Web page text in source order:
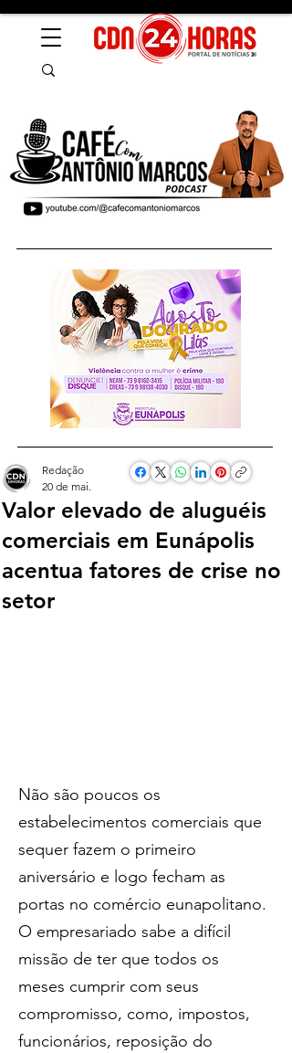
Valor elevado de aluguéis
comerciais em Eunápolis
acentua fatores de crise no
setor
Redação
20 de mai.
Não são poucos os
estabelecimentos comerciais que
sequer fazem o primeiro
aniversário e logo fecham as
portas no comércio eunapolitano.
O empresariado sabe a difícil
missão de ter que todos os
meses cumprir com seus
compromisso, como, impostos,
funcionários, reposição do